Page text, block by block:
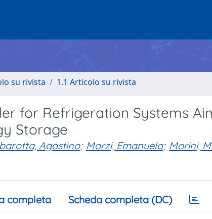
su rivista 1.1 Articolo su rivista
for Refrigeration Systems
Storage
Agostino; Marzi, Emanuela; Morini,
completa Scheda completa (DC)